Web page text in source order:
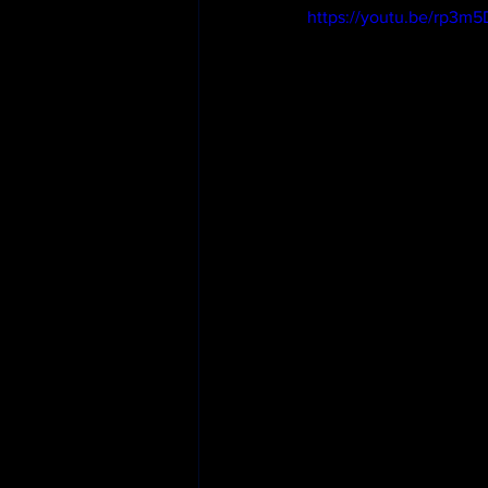
https://youtu.be/